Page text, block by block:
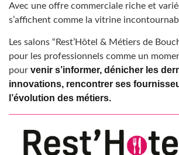
Avec une offre commerciale riche et
s’affichent comme la vitrine
Les salons “Rest’Hôtel & Métiers de
pour les professionnels comme un
pour venir s’informer, dénicher les
innovations, rencontrer ses
l’évolution des métiers.